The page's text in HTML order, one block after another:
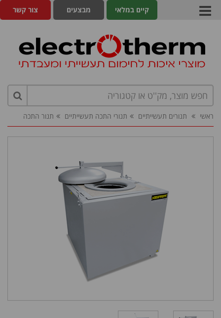
צור קשר מבצעים קיים במלאי
ראשי תנורים תעשייתיים תנורי התכה תעשייתיים תנור התכה